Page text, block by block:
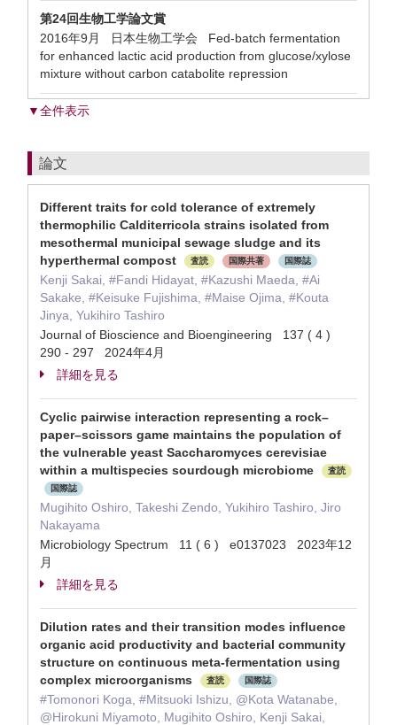
第24回生物工学論文賞
2016年9月 日本生物工学会 Fed-batch fermentation
for enhanced lactic acid production from glucose/xylose
mixture without carbon catabolite repression
▼全件表示
論文
Different traits for cold tolerance of extremely
thermophilic Calditerricola strains isolated from
mesothermal municipal sewage sludge and its
hyperthermal compost
査読 国際共著 国際誌
Kenji Sakai, #Fandi Hidayat, #Kazushi Maeda, #Ai
Sakake, #Keisuke Fujishima, #Maise Ojima, #Kouta
Jinya, Yukihiro Tashiro
Journal of Bioscience and Bioengineering 137 ( 4 )
290 - 297 2024年4月
詳細を見る
Cyclic pairwise interaction representing a rock–
paper–scissors game maintains the population of
the vulnerable yeast Saccharomyces cerevisiae
within a multispecies sourdough microbiome
査読
国際誌
Mugihito Oshiro, Takeshi Zendo, Yukihiro Tashiro, Jiro
Nakayama
Microbiology Spectrum 11 ( 6 ) e0137023 2023年12
月
詳細を見る
Dilution rates and their transition modes influence
organic acid productivity and bacterial community
structure on continuous meta-fermentation using
complex microorganisms
査読 国際誌
#Tomonori Koga, #Mitsuoki Ishizu, @Kota Watanabe,
@Hirokuni Miyamoto, Mugihito Oshiro, Kenji Sakai,